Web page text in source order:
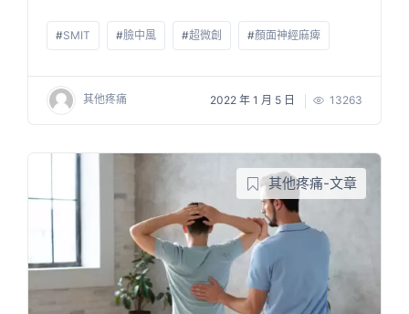
#SMIT #臉中風 #超微創 #顏面神經麻痺
其他疼痛 2022 年 1 月 5 日 13263
其他疼痛-文章